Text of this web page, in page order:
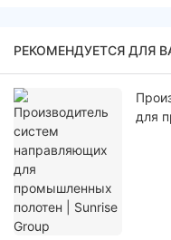
РЕКОМЕНДУЕТСЯ ДЛЯ
для